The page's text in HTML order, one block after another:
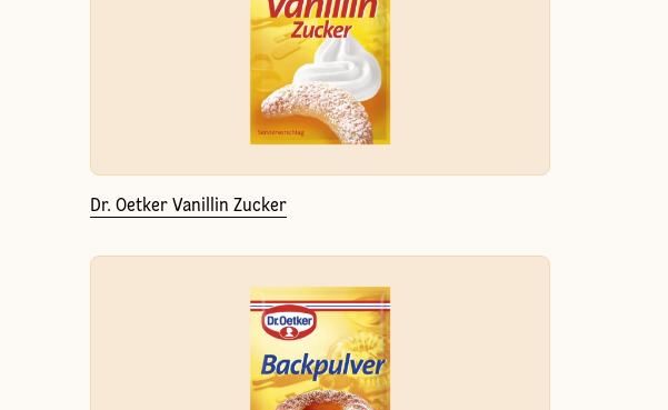
Dr. Oetker Vanillin Zucker